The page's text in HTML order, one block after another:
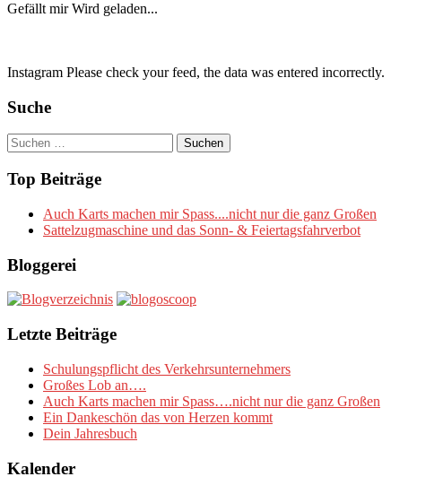
Gefällt mir Wird geladen...
Instagram Please check your feed, the data was entered incorrectly.
Suche
Suchen
nach:
Top Beiträge
Auch Karts machen mir Spass....nicht nur die ganz Großen
Sattelzugmaschine und das Sonn- & Feiertagsfahrverbot
Bloggerei
Letzte Beiträge
Schulungspflicht des Verkehrsunternehmers
Großes Lob an….
Auch Karts machen mir Spass….nicht nur die ganz Großen
Ein Dankeschön das von Herzen kommt
Dein Jahresbuch
Kalender